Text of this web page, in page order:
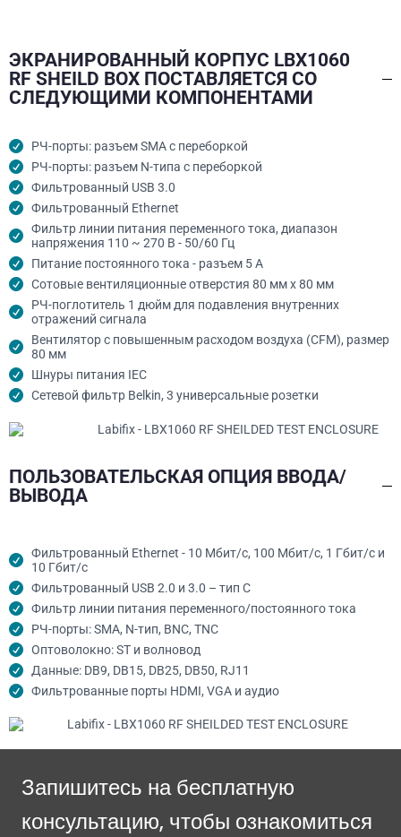
ЭКРАНИРОВАННЫЙ КОРПУС LBX1060
RF SHEILD BOX ПОСТАВЛЯЕТСЯ СО
СЛЕДУЮЩИМИ КОМПОНЕНТАМИ
РЧ-порты: разъем SMA с переборкой
РЧ-порты: разъем N-типа с переборкой
Фильтрованный USB 3.0
Фильтрованный Ethernet
Фильтр линии питания переменного тока, диапазон
напряжения 110 ~ 270 В - 50/60 Гц
Питание постоянного тока - разъем 5 А
Сотовые вентиляционные отверстия 80 мм x 80 мм
РЧ-поглотитель 1 дюйм для подавления внутренних
отражений сигнала
Вентилятор с повышенным расходом воздуха (CFM), размер
80 мм
Шнуры питания IEC
Сетевой фильтр Belkin, 3 универсальные розетки
ПОЛЬЗОВАТЕЛЬСКАЯ ОПЦИЯ ВВОДА/
ВЫВОДА
Фильтрованный Ethernet - 10 Мбит/с, 100 Мбит/с, 1 Гбит/с и
10 Гбит/с
Фильтрованный USB 2.0 и 3.0 – тип C
Фильтр линии питания переменного/постоянного тока
РЧ-порты: SMA, N-тип, BNC, TNC
Оптоволокно: ST и волновод
Данные: DB9, DB15, DB25, DB50, RJ11
Фильтрованные порты HDMI, VGA и аудио
Запишитесь на бесплатную
консультацию, чтобы ознакомиться